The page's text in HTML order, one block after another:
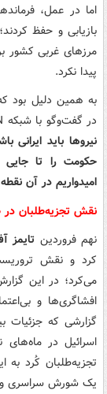
اما در عمل،
بازیابی و حفظ
مرزهای غربی کشور
پیدا نکرد.
به همین دلیل بود
در گفت‌وگو با شبکه CNN گفت:
نیروها باید
حکومت را تا
امیدواریم در آن
نقش تجزیه‌طلبان
نهم فروردین تایمز
کرد و نقش
می‌کرد؛ در این
افشاگری‌ها و
اسرائیل در
تجزیه‌طلبان کُرد
یک شورش سراسری و